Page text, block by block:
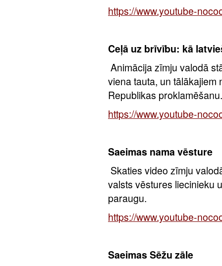
https://www.youtube-
Ceļā uz brīvību: kā
Animācija zīmju valodā
viena tauta, un tālākajiem
Republikas proklamēšanu.
https://www.youtube-
Saeimas nama vēsture
Skaties video zīmju
valsts vēstures liecinieku
paraugu.
https://www.youtube-
Saeimas Sēžu zāle